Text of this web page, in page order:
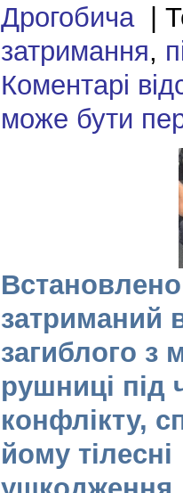
Дрогобича|
затримання,
Коментарі
може бути
затриманий
загиблого з
рушниці під
конфлікту,
йому тілесні